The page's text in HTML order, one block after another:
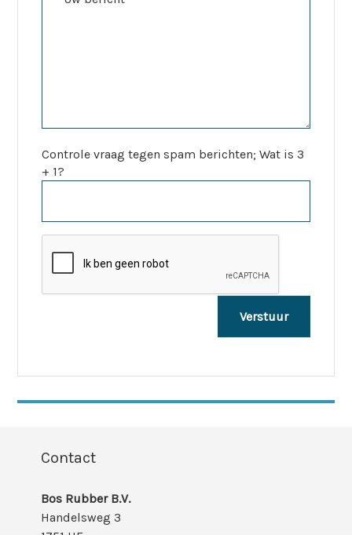
Controle vraag tegen spam berichten; Wat is 3
+ 1?
Contact
Bos Rubber B.V.
Handelsweg 3